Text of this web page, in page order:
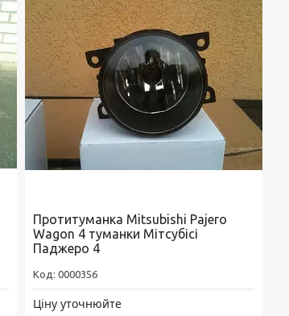
Протитуманка Mitsubishi Pajero
Wagon 4 туманки Мітсубісі
Паджеро 4
0000356
Ціну уточнюйте